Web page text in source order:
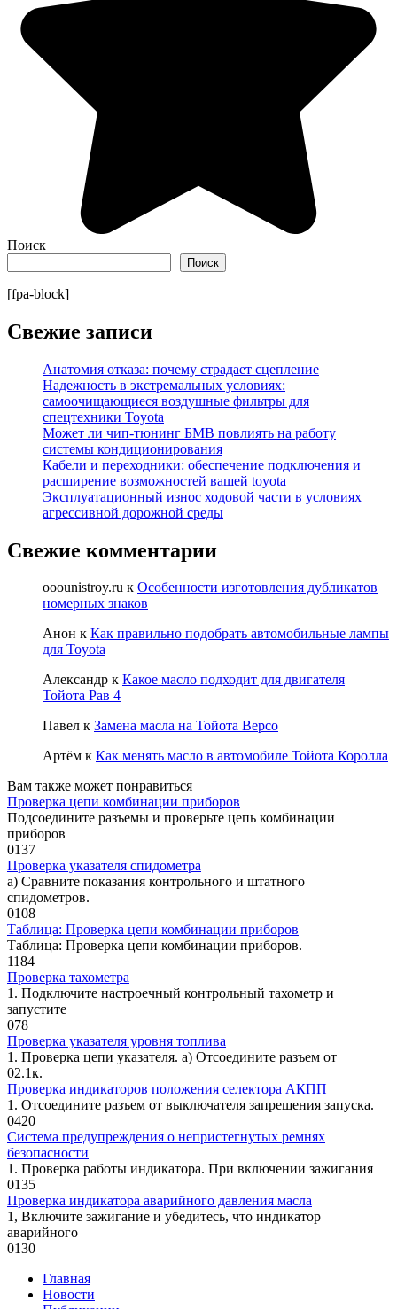
Поиск
Поиск
[fpa-block]
Свежие записи
Анатомия отказа: почему страдает сцепление
Надежность в экстремальных условиях:
самоочищающиеся воздушные фильтры для
спецтехники Toyota
Может ли чип-тюнинг БМВ повлиять на работу
системы кондиционирования
Кабели и переходники: обеспечение подключения и
расширение возможностей вашей toyota
Эксплуатационный износ ходовой части в условиях
агрессивной дорожной среды
Свежие комментарии
ooounistroy.ru к Особенности изготовления дубликатов
номерных знаков
Анон к Как правильно подобрать автомобильные лампы
для Toyota
Александр к Какое масло подходит для двигателя
Тойота Рав 4
Павел к Замена масла на Тойота Версо
Артём к Как менять масло в автомобиле Тойота Королла
Вам также может понравиться
Проверка цепи комбинации приборов
Подсоедините разъемы и проверьте цепь комбинации
приборов
0137
Проверка указателя спидометра
а) Сравните показания контрольного и штатного
спидометров.
0108
Таблица: Проверка цепи комбинации приборов
Таблица: Проверка цепи комбинации приборов.
1184
Проверка тахометра
1. Подключите настроечный контроль­ный тахометр и
запустите
078
Проверка указателя уровня топлива
1. Проверка цепи указателя. а) Отсоедините разъем от
02.1к.
Проверка индикаторов положения селектора АКПП
1. Отсоедините разъем от выключате­ля запрещения запуска.
0420
Система предупреждения о непристегнутых ремнях
безопасности
1. Проверка работы индикатора. При включении зажигания
0135
Проверка индикатора аварийного давления масла
1, Включите зажигание и убедитесь, что индикатор
аварийного
0130
Главная
Новости